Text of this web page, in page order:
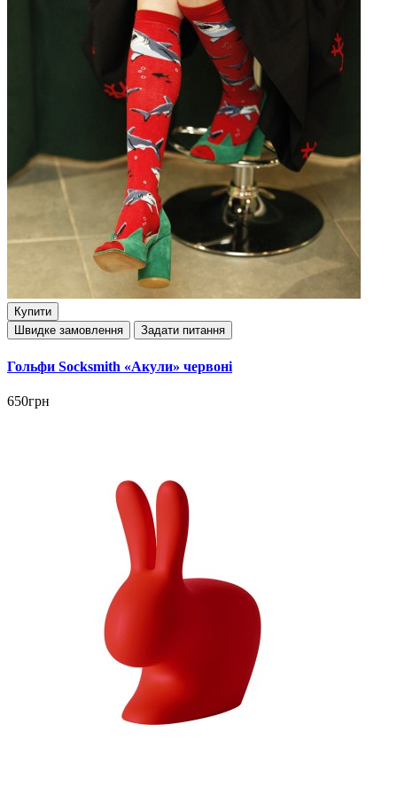
Купити
Швидке замовлення
Задати питання
Гольфи Socksmith «Акули» червоні
650грн